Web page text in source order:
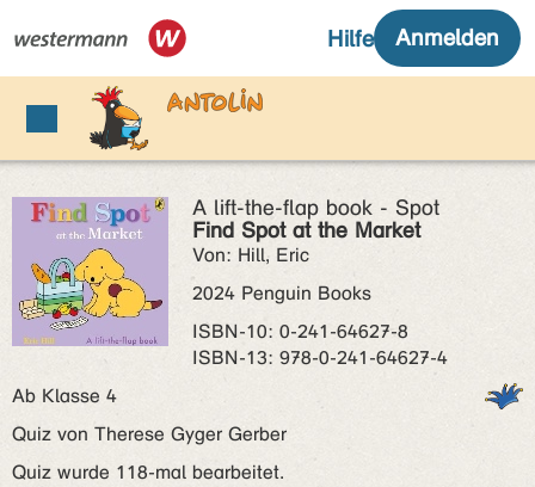
A lift-the-flap book - Spot
Find Spot at the Market
Von: Hill, Eric
2024 Penguin Books
ISBN‑10: 0-241-64627-8
ISBN‑13: 978-0-241-64627-4
Ab Klasse 4
Quiz von Therese Gyger Gerber
Quiz wurde 118-mal bearbeitet.